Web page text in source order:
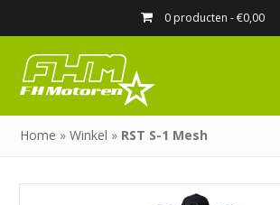
0 producten -€0,00
Home »Winkel » RST S-1 Mesh